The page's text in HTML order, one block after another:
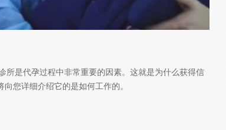
所是代孕过程中非常重要的因素。这就是为什么获得信
您详细介绍它的是如何工作的。